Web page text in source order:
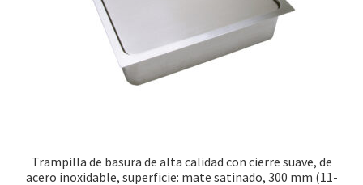
Trampilla de basura de alta calidad con cierre suave, de
acero inoxidable, superficie: mate satinado, 300 mm (11-